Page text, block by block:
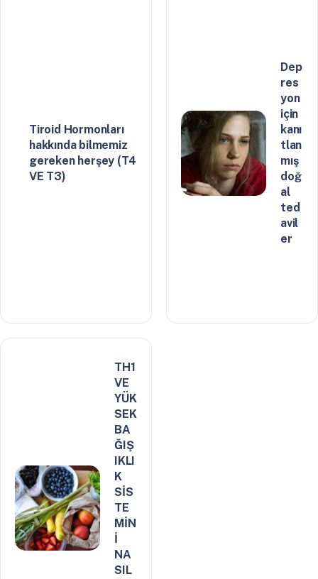
Tiroid Hormonları
hakkında bilmemiz
gereken herşey (T4
VE T3)
Dep
res
yon
için
kanı
tlan
mış
doğ
al
ted
avil
er
TH1
VE
YÜK
SEK
BA
ĞIŞ
IKLI
K
SİS
TE
MİN
İ
NA
SIL